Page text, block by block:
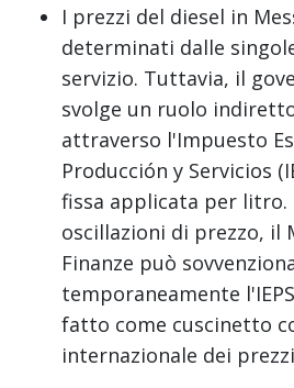
I prezzi del diesel in
determinati dalle
servizio. Tuttavia, il
svolge un ruolo
attraverso l'Impuesto
Producción y Servicios
fissa applicata per litro.
oscillazioni di prezzo, il
Finanze può
temporaneamente
fatto come cuscinetto
internazionale dei